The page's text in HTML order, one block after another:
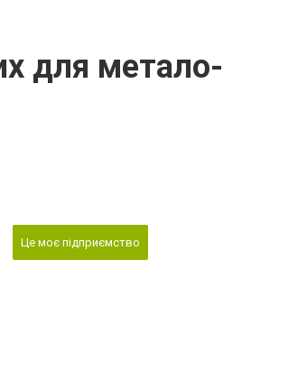
для метало-
Це моє підприємство